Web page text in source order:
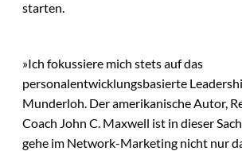
starten.
»Ich fokussiere mich stets auf das
personalentwicklungsbasierte
Munderloh. Der amerikanische Autor,
Coach John C. Maxwell ist in dieser
gehe im Network-Marketing nicht nur